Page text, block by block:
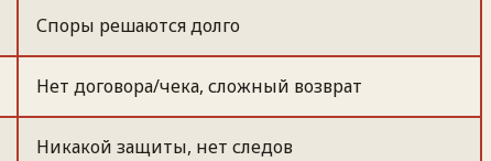
Споры решаются долго
Нет договора/чека, сложный возврат
Никакой защиты, нет следов